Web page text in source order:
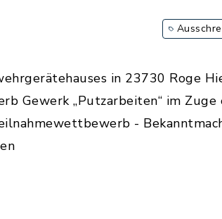
in 23730 Roge
Gewerk „Putzarbeiten“ im Zuge
-